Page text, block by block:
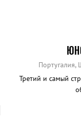
Третий и самый